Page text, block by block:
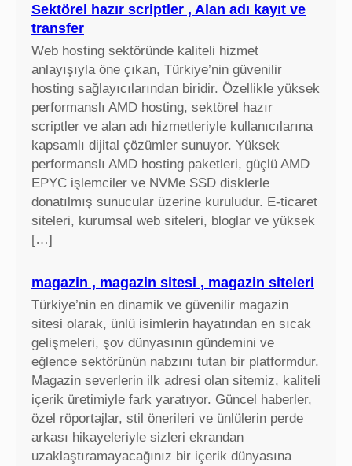
Sektörel hazır scriptler , Alan adı kayıt ve
transfer
Web hosting sektöründe kaliteli hizmet
anlayışıyla öne çıkan, Türkiye’nin güvenilir
hosting sağlayıcılarından biridir. Özellikle yüksek
performanslı AMD hosting, sektörel hazır
scriptler ve alan adı hizmetleriyle kullanıcılarına
kapsamlı dijital çözümler sunuyor. Yüksek
performanslı AMD hosting paketleri, güçlü AMD
EPYC işlemciler ve NVMe SSD disklerle
donatılmış sunucular üzerine kuruludur. E-ticaret
siteleri, kurumsal web siteleri, bloglar ve yüksek
[…]
magazin , magazin sitesi , magazin siteleri
Türkiye’nin en dinamik ve güvenilir magazin
sitesi olarak, ünlü isimlerin hayatından en sıcak
gelişmeleri, şov dünyasının gündemini ve
eğlence sektörünün nabzını tutan bir platformdur.
Magazin severlerin ilk adresi olan sitemiz, kaliteli
içerik üretimiyle fark yaratıyor. Güncel haberler,
özel röportajlar, stil önerileri ve ünlülerin perde
arkası hikayeleriyle sizleri ekrandan
uzaklaştıramayacağınız bir içerik dünyasına